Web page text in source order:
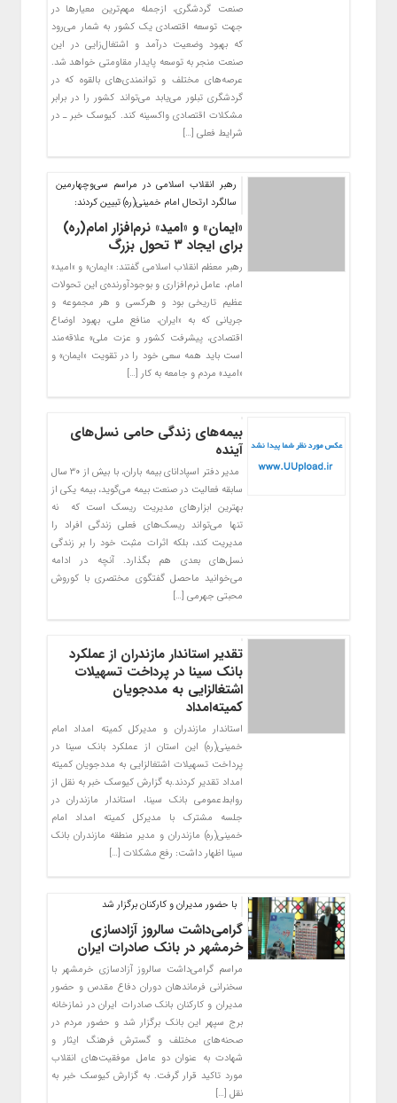
صنعت گردشگری، ازجمله مهم‌ترین معیارها در
جهت توسعه اقتصادی یک کشور به شمار می‌رود
که بهبود وضعیت درآمد و اشتغال‌زایی در این
صنعت منجر به توسعه پایدار مقاومتی خواهد شد.
عرصه‌های مختلف و توانمندی‌های بالقوه که در
گردشگری تبلور می‌یابد می‌تواند کشور را در برابر
مشکلات اقتصادی واکسینه کند. کیوسک خبر ـ در
شرایط فعلی […]
رهبر انقلاب اسلامی در مراسم سی‌وچهارمین
سالگرد ارتحال امام خمینی(ره) تبیین کردند:
«ایمان» و «امید» نرم‌افزار امام(ره)
برای ایجاد ۳ تحول بزرگ
رهبر معظم انقلاب اسلامی گفتند: «ایمان» و «امید»
امام، عامل نرم‌افزاری و بوجودآورنده‌ی این تحولات
عظیم تاریخی بود و هرکسی و هر مجموعه و
جریانی که به «ایران، منافع ملی، بهبود اوضاع
اقتصادی، پیشرفت کشور و عزت ملی» علاقه‌مند
است باید همه سعی خود را در تقویت «ایمان» و
«امید» مردم و جامعه به کار […]
بیمه‌های زندگی حامی نسل‌های
آینده
مدیر دفتر اسپادانای بیمه باران، با بیش از ۳۰ سال
سابقه فعالیت در صنعت بیمه می‌گوید، بیمه یکی از
بهترین ابزارهای مدیریت ریسک است که نه
تنها می‌تواند ریسک‌های فعلی زندگی افراد را
مدیریت کند، بلکه اثرات مثبت خود را بر زندگی
نسل‌های بعدی هم بگذارد. آنچه در ادامه
می‌خوانید ماحصل گفتگوی مختصری با کوروش
محبتی جهرمی […]
تقدیر استاندار مازندران از عملکرد
بانک سینا در پرداخت تسهیلات
اشتغالزایی به مددجویان
کمیته‌امداد
استاندار مازندران و مدیرکل کمیته امداد امام
خمینی(ره) این استان از عملکرد بانک سینا در
پرداخت تسهیلات اشتغالزایی به مددجویان کمیته
‌امداد تقدیر کردند.به گزارش کیوسک خبر به نقل از
روابط‌عمومی بانک سینا، استاندار مازندران در
جلسه مشترک با مدیرکل کمیته امداد امام
خمینی(ره) مازندران و مدیر منطقه مازندران بانک
سینا اظهار داشت: رفع مشکلات […]
با حضور مدیران و کارکنان برگزار شد​
گرامی‌داشت سالروز آزادسازی
خرمشهر در بانک صادرات ایران
مراسم گرامی‌داشت سالروز آزادسازی خرمشهر با
سخنرانی فرماندهان دوران دفاع مقدس و حضور
مدیران و کارکنان بانک صادرات ایران در نمازخانه
برج سپهر این بانک برگزار شد و حضور مردم در
صحنه‌های مختلف و گسترش فرهنگ ایثار و
شهادت به عنوان دو عامل موفقیت‌های انقلاب
مورد تاکید قرار گرفت. به گزارش کیوسک خبر به
نقل […]